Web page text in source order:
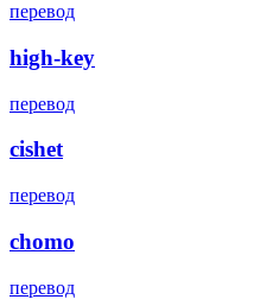
перевод
high-key
перевод
cishet
перевод
chomo
перевод